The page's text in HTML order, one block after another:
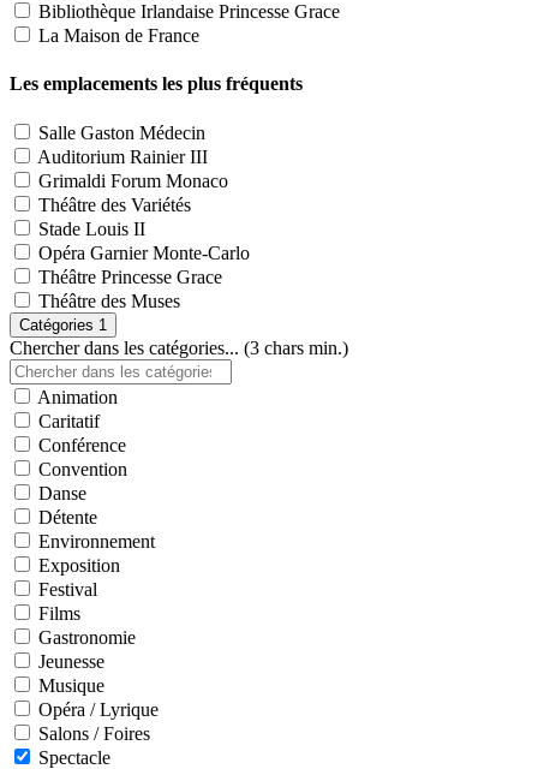
Bibliothèque Irlandaise Princesse Grace
La Maison de France
Les emplacements les plus fréquents
Salle Gaston Médecin
Auditorium Rainier III
Grimaldi Forum Monaco
Théâtre des Variétés
Stade Louis II
Opéra Garnier Monte-Carlo
Théâtre Princesse Grace
Théâtre des Muses
Catégories 1
Chercher dans les catégories... (3 chars min.)
Animation
Caritatif
Conférence
Convention
Danse
Détente
Environnement
Exposition
Festival
Films
Gastronomie
Jeunesse
Musique
Opéra / Lyrique
Salons / Foires
Spectacle